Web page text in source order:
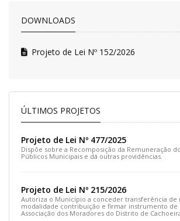
DOWNLOADS
Projeto de Lei Nº 152/2026
ÚLTIMOS PROJETOS
Projeto de Lei Nº 477/2025
Dispõe sobre a Recomposição da Remuneração
Públicos Municipais e dá outras providências.
Projeto de Lei Nº 215/2026
Autoriza o Município a conceder transferência de
modalidade contribuição e firmar instrumento de
Associação dos Moradores do Distrito de